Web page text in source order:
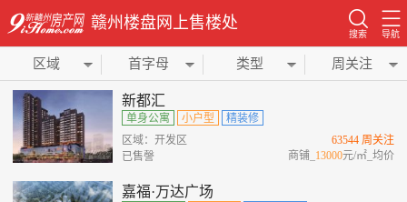
赣州楼盘网上售楼处
搜索 导航
区域 首字母 类型 周关注
新都汇
单身公寓 小户型
精装修
区域：开发区
已售謦
63544 周关注
商铺_ 13000元/㎡_均价
嘉福·万达广场